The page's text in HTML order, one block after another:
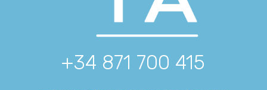
+34 871 700 415